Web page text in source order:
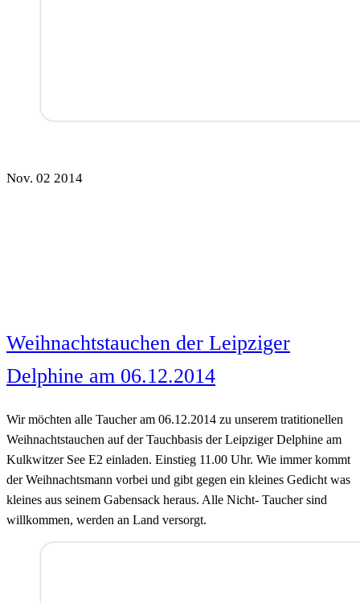
Nov. 02 2014
Weihnachtstauchen der Leipziger
Delphine am 06.12.2014
Wir möchten alle Taucher am 06.12.2014 zu unserem tratitionellen
Weihnachtstauchen auf der Tauchbasis der Leipziger Delphine am
Kulkwitzer See E2 einladen. Einstieg 11.00 Uhr. Wie immer kommt
der Weihnachtsmann vorbei und gibt gegen ein kleines Gedicht was
kleines aus seinem Gabensack heraus. Alle Nicht- Taucher sind
willkommen, werden an Land versorgt.